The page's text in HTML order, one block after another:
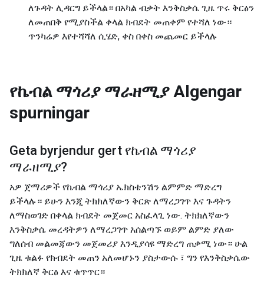
ለጉዳት ሊዳርግ ይችላል። በአካል ብቃት እንቅስቃሴ ጊዜ ጥሩ ቅርፅን
ለመጠበቅ የሚያስችል ቀላል ክብደት መጠቀም የተሻለ ነው።
ጥንካሬዎ እየተሻሻለ ሲሄድ, ቀስ በቀስ መጨመር ይችላሉ
የኬብል ማጎሪያ ማራዘሚያ Algengar
spurningar
Geta byrjendur gert የኬብል ማጎሪያ
ማራዘሚያ?
አዎ ጀማሪዎች የኬብል ማጎሪያ ኤክስቴንሽን ልምምድ ማድረግ
ይችላሉ። ይሁን እንጂ ትክክለኛውን ቅርጽ ለማረጋገጥ እና ጉዳትን
ለማስወገድ በቀላል ክብደት መጀመር አስፈላጊ ነው. ትክክለኛውን
እንቅስቃሴ መረዳትዎን ለማረጋገጥ አሰልጣኙ ወይም ልምድ ያለው
ግለሰብ መልመጃውን መጀመሪያ እንዲያሳዩ ማድረግ ጠቃሚ ነው። ሁል
ጊዜ ቁልፉ የክብደት መጠን አለመሆኑን ያስታውሱ ፣ ግን የእንቅስቃሴው
ትክክለኛ ቅርፅ እና ቁጥጥር።